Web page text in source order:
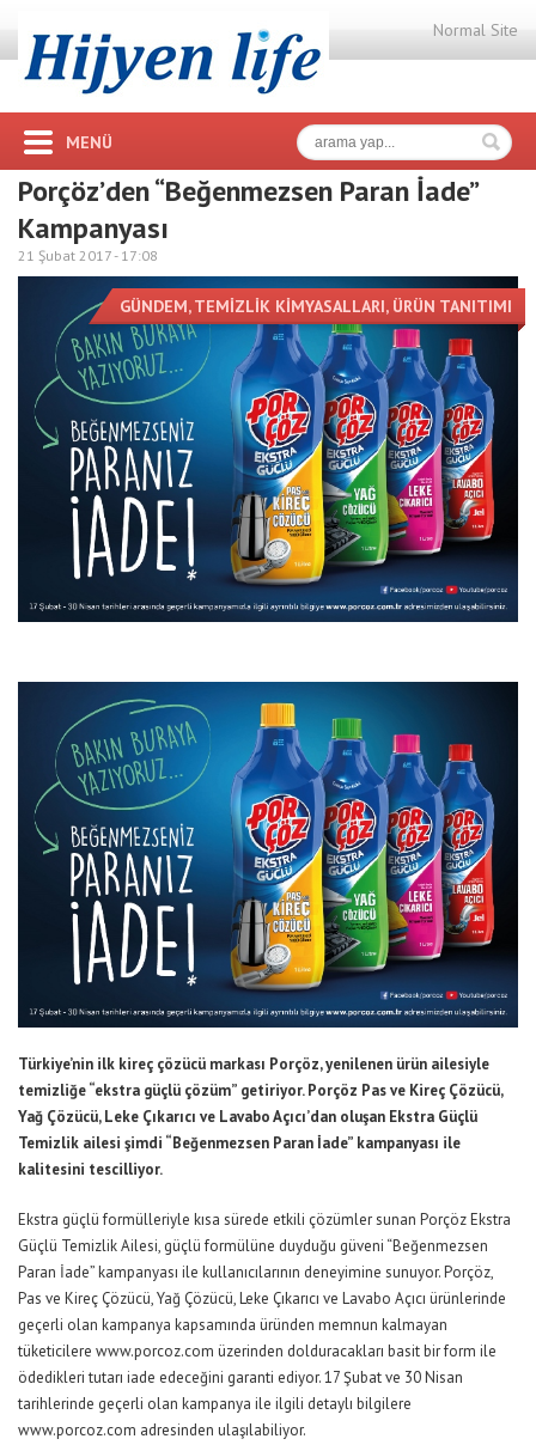
Normal Site
MENÜ
Porçöz’den “Beğenmezsen Paran İade”
Kampanyası
21 Şubat 2017 - 17:08
GÜNDEM,TEMİZLİK KİMYASALLARI, ÜRÜN TANITIMI
Türkiye’nin ilk kireç çözücü markası Porçöz, yenilenen ürün ailesiyle
temizliğe “ekstra güçlü çözüm” getiriyor. Porçöz Pas ve Kireç Çözücü,
Yağ Çözücü, Leke Çıkarıcı ve Lavabo Açıcı’dan oluşan Ekstra Güçlü
Temizlik ailesi şimdi “Beğenmezsen Paran İade” kampanyası ile
kalitesini tescilliyor.
Ekstra güçlü formülleriyle kısa sürede etkili çözümler sunan Porçöz Ekstra
Güçlü Temizlik Ailesi, güçlü formülüne duyduğu güveni “Beğenmezsen
Paran İade” kampanyası ile kullanıcılarının deneyimine sunuyor. Porçöz,
Pas ve Kireç Çözücü, Yağ Çözücü, Leke Çıkarıcı ve Lavabo Açıcı ürünlerinde
geçerli olan kampanya kapsamında üründen memnun kalmayan
tüketicilere www.porcoz.com üzerinden dolduracakları basit bir form ile
ödedikleri tutarı iade edeceğini garanti ediyor. 17 Şubat ve 30 Nisan
tarihlerinde geçerli olan kampanya ile ilgili detaylı bilgilere
www.porcoz.com adresinden ulaşılabiliyor.